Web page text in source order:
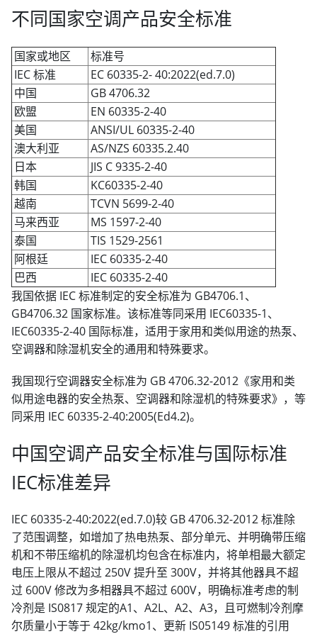
不同国家空调产品安全标准
国家或地区
标准号
IEC 标准
EC 60335-2- 40:2022(ed.7.0)
中国
GB 4706.32
欧盟
EN 60335-2-40
美国
ANSI/UL 60335-2-40
澳大利亚
AS/NZS 60335.2.40
日本
JIS C 9335-2-40
韩国
KC60335-2-40
越南
TCVN 5699-2-40
马来西亚
MS 1597-2-40
泰国
TIS 1529-2561
阿根廷
IEC 60335-2-40
巴西
IEC 60335-2-40
我国依据 IEC 标准制定的安全标准为 GB4706.1、
GB4706.32 国家标准。该标准等同采用 IEC60335-1、
IEC60335-2-40 国际标准，适用于家用和类似用途的热泵、
空调器和除湿机安全的通用和特殊要求。
我国现行空调器安全标准为 GB 4706.32-2012《家用和类
似用途电器的安全热泵、空调器和除湿机的特殊要求》，等
同采用 IEC 60335-2-40:2005(Ed4.2)。
中国空调产品安全标准与国际标准
IEC标准差异
IEC 60335-2-40:2022(ed.7.0)较 GB 4706.32-2012 标准除
了范围调整，如增加了热电热泵、部分单元、并明确带压缩
机和不带压缩机的除湿机均包含在标准内，将单相最大额定
电压上限从不超过 250V 提升至 300V，并将其他器具不超
过 600V 修改为多相器具不超过 600V，明确标准考虑的制
冷剂是 IS0817 规定的A1、A2L、A2、A3，且可燃制冷剂摩
尔质量小于等于 42kg/kmo1、更新 IS05149 标准的引用